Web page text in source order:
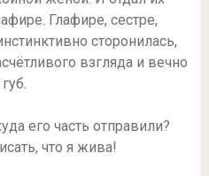
Глафире, сестре,
сторонилась,
взгляда и вечно
его часть отправили?
что я жива!